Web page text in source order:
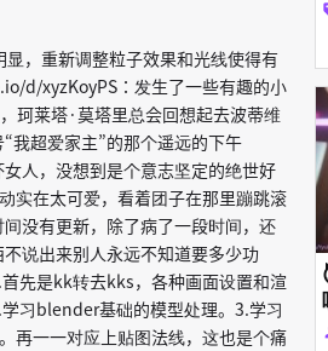
，重新调整粒子效果和光线使得有
d/xyzKoyPS：发生了一些有趣的小
珂莱塔·莫塔里总会回想起去波蒂维
我超爱家主”的那个遥远的下午
人，没想到是个意志坚定的绝世好
实在太可爱，看着团子在那里蹦跳滚
没有更新，除了病了一段时间，还
说出来别人永远不知道要多少功
先是kk转去kks，各种画面设置和渲
习blender基础的模型处理。3.学习
再一一对应上贴图法线，这也是个痛